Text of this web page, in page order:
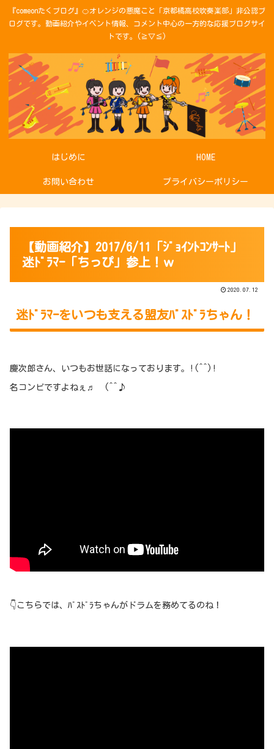
『comeonたくブログ』🍊オレンジの悪魔こと「京都橘高校吹奏楽部」非公認ブ
ログです。動画紹介やイベント情報、コメント中心の一方的な応援ブログサイ
トです。(≧▽≦)
はじめに HOME
お問い合わせ プライバシーポリシー
【動画紹介】2017/6/11「ｼﾞｮｲﾝﾄｺﾝｻｰﾄ」
迷ﾄﾞﾗﾏｰ「ちっぴ」参上！ｗ
2020.07.12
迷ﾄﾞﾗﾏｰをいつも支える盟友ﾊﾞｽﾄﾞﾗちゃん！
慶次郎さん、いつもお世話になっております。!(^^)!
名コンビですよねぇ♬ (^^♪
👇こちらでは、ﾊﾞｽﾄﾞﾗちゃんがドラムを務めてるのね！